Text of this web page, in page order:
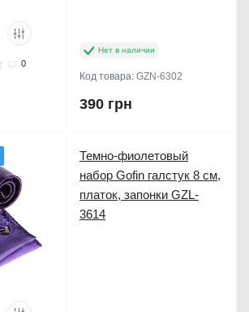
0
Нет в наличии
Код товара: GZN-6302
390 грн
Темно-фиолетовый
набор Gofin галстук 8 см,
платок, запонки GZL-
3614